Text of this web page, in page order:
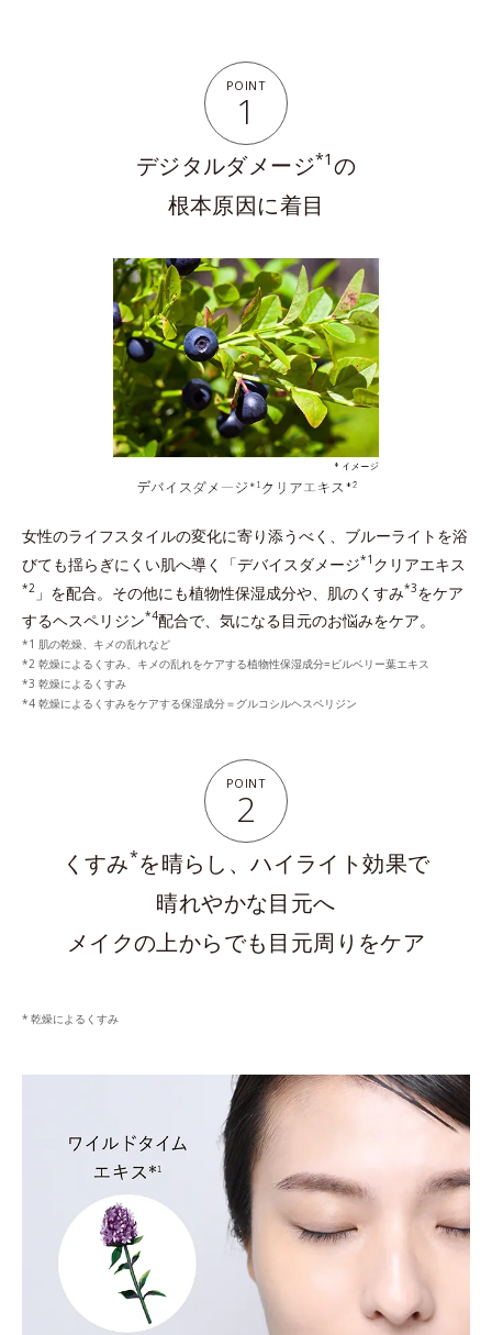
POINT
1
デジタルダメージ*1 の
根本原因に着目
女性のライフスタイルの変化に寄り添うべく、ブルーライトを浴
びても揺らぎにくい肌へ導く「デバイスダメージ*1 クリアエキス
*2 」を配合。 その他にも植物性保湿成分や、肌のくすみ*3をケア
するヘスペリジン*4配合で、気になる目元のお悩みをケア。
*1 肌の乾燥、キメの乱れなど
*2 乾燥によるくすみ、キメの乱れをケアする植物性保湿成分=ビルベリー葉エキス
*3 乾燥によるくすみ
*4 乾燥によるくすみをケアする保湿成分＝グルコシルヘスペリジン
POINT
2
くすみ*を晴らし、ハイライト効果で
晴れやかな目元へ
メイクの上からでも目元周りをケア
乾燥によるくすみ